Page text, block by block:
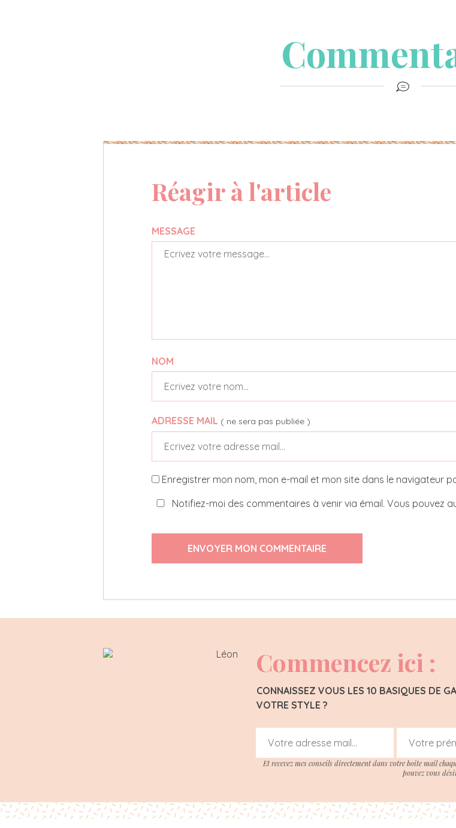
Réagir à l'article
MESSAGE
NOM
ADRESSE MAIL ( ne sera pas publiée )
Enregistrer mon nom, mon e-mail et mon site dans le navigateur
Notifiez-moi des commentaires à venir via émail. Vous pouvez
ENVOYER MON COMMENTAIRE
Commencez ici :
CONNAISSEZ VOUS LES 10 BASIQUES DE
VOTRE STYLE ?
Et recevez mes conseils directement dans votre boite mail
pouvez vous